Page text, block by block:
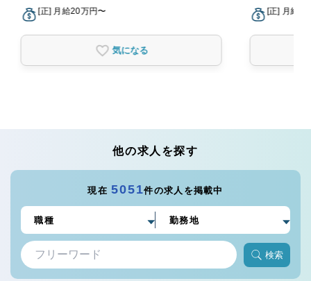
[正] 月給20万円〜
気になる
[正] 月給
他の求人を探す
現在5051件の求人を掲載中
検索